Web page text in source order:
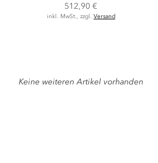
512,90 €
inkl. MwSt., zzgl. Versand
Keine weiteren Artikel vorhanden